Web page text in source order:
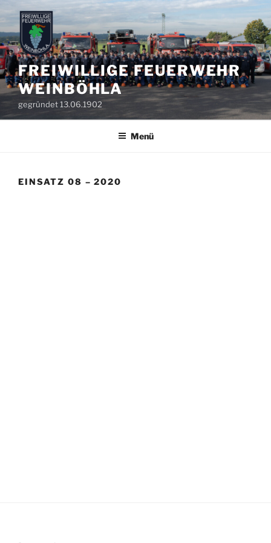
Inhalt
springen
FREIWILLIGE FEUERWEHR
WEINBÖHLA
gegründet 13.06.1902
Menü
EINSATZ 08 – 2020